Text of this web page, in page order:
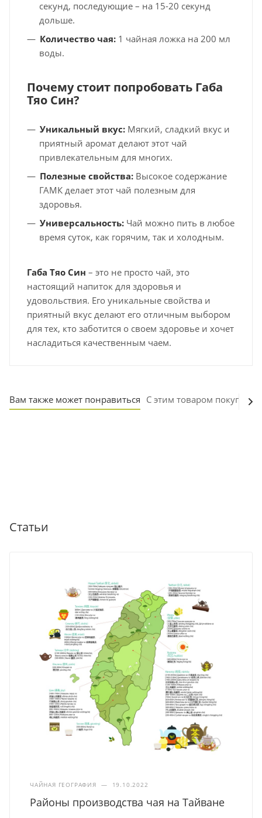
секунд, последующие – на 15-20 секунд
дольше.
Количество чая: 1 чайная ложка на 200 мл
воды.
Почему стоит попробовать Габа
Тяо Син?
Уникальный вкус: Мягкий, сладкий вкус и
приятный аромат делают этот чай
привлекательным для многих.
Полезные свойства: Высокое содержание
ГАМК делает этот чай полезным для
здоровья.
Универсальность: Чай можно пить в любое
время суток, как горячим, так и холодным.
Габа Тяо Син – это не просто чай, это
настоящий напиток для здоровья и
удовольствия. Его уникальные свойства и
приятный вкус делают его отличным выбором
для тех, кто заботится о своем здоровье и хочет
насладиться качественным чаем.
Вам также может понравиться С этим товаром покупают
Статьи
ЧАЙНАЯ ГЕОГРАФИЯ — 19.10.2022
Районы производства чая на Тайване